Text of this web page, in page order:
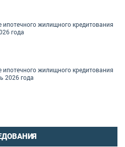
ипотечного жилищного кредитования
года
ипотечного жилищного кредитования
2026 года